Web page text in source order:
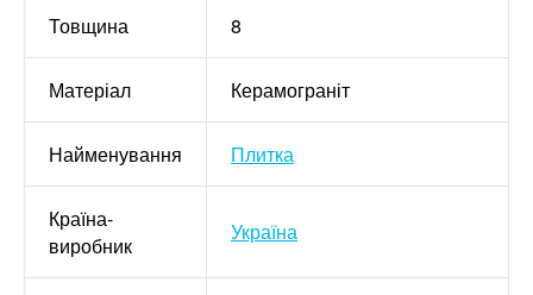
Товщина 8
Матеріал Керамограніт
Найменування Плитка
Країна-
виробник
Україна